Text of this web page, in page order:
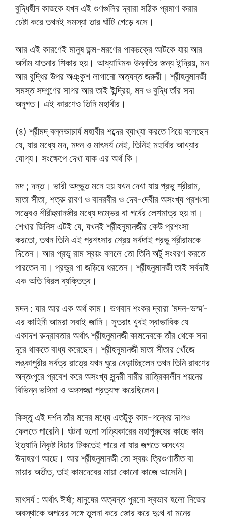
বুদ্ধিহীন কাজকে যখন এই গুণগুলির দ্বারা সঠিক প্রমাণ করার
চেষ্টা করে তখনই সমস্যা তার ঘাঁটি গেড়ে বসে।
আর এই কারণেই মানুষ জন্ম-মরণের পাকচক্রে আটকে যায় আর
অসীম যাতনার শিকার হয়। আধ্যাছ্মিক উন্নতির জন্য ইন্দ্রিয়, মন
আর বুদ্ধির উপর অঞ্কুশ লাগানো অত্যন্ত জরুরী। শ্রীহনুমানজী
সমস্ত সদ্গুণের সাগর আর তাই ইন্দ্রিয়, মন ও বুদ্ধি তাঁর সদা
অনুগত। এই কারণেও তিনি মহাবীর।
(৪) শ্রীমদ্ বল্লভাচার্য মহাবীর শব্দের ব্যাখ্যা করতে গিয়ে বলেছেন
যে, যার মধ্যে মদ, মদন ও মাৎসর্য নেই, তিনিই মহাবীর আখ্যার
যোগ্য। সংক্ষেপে দেখা যাক এর অর্থ কি।
মদ ; দন্ত। ভারী অদ্ভুত মনে হয় যখন দেখা যায় প্রভু শ্রীরাম,
মাতা সীতা, শত্রু রাবণ ও বানরবীর ও দেব-দেবীর অসংখ্য প্রশংসা
সত্ত্বেও শীরীহুমানজীর মধ্যে দম্ভের বা গর্বের লেশমাত্র হয় না।
শেখার জিনিস এটই যে, যখনই শ্রীহনুমানজীর কেউ প্রশংসা
করতো, তখন তিনি এই প্রশংসার শ্রেয় সর্বদাই প্রভু শ্রীরামকে
দিতেন। আর প্রভু রাম স্বয়ং বললে তো তিনি অর্টু সংবরণ করতে
পারতেন না। প্রভুর পা জড়িয়ে ধরতেন। শ্রীহনুমানজী তাই সর্বদাই
এক অতি বিরল ব্যক্তিত্ব।
মদন : যার আর এক অর্থ কাম। ভগবান শংকর দ্বারা ‘মদন-ভস্ম’-
এর কাহিনী আমরা সবাই জানি। সুতরাং খুবই স্বাভাবিক যে
একাদশ রুদ্রাবতার অর্থাৎ শ্রীহনুমানজী কামদেবকে তাঁর থেকে সদা
দূরে থাকতে বাধ্য করেছেন। শ্রীহনুমানজী মাতা সীতার খোঁজে
লঙ্কাপুরীর সর্বত্র রাত্রে যখন ঘুরে বেড়াচ্ছিলেন তখন তিনি রাবণের
অন্তঃপুরে প্রবেশ করে অসংখ্য সুন্দরী নারীর রাত্রিকালীন শয়নের
বিভিন্ন ভঙ্গিমা ও অঙ্গসজ্জা প্রত্যক্ষ করেছিলেন।
কিস্তু এই দর্শন তাঁর মনের মধ্যে এতটুকু কাম-গন্ধের দাগও
ফেলতে পারেনি। ঘটনা হলো সত্যিকারের মহাপুরুষের কাছে কাম
ইত্যাদি নিকৃষ্ট বিচার টিকতেই পারে না যার জগতে অসংখ্য
উদাহরণ আছে। আর শ্রীহনুমানজী তো স্বয়ং ত্রিগুণাতীত বা
মায়ার অতীত, তাই কামদেবের মায়া কোনো কাজে আসেনি।
মাৎসর্য : অর্থাৎ ঈর্ষা; মানুষের অত্যন্ত পুরনো স্বভাব হলো নিজের
অবস্থাকে অপরের সঙ্গে তুলনা করে জোর করে দুঃখ বা মনের